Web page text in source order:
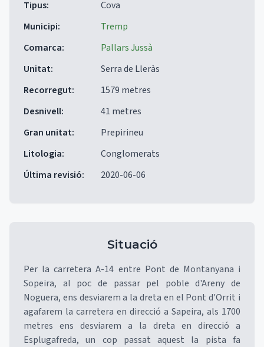
Tipus:
Cova
Municipi:
Tremp
Comarca:
Pallars Jussà
Unitat:
Serra de Lleràs
Recorregut:
1579 metres
Desnivell:
41 metres
Gran unitat:
Prepirineu
Litologia:
Conglomerats
Última revisió: 2020-06-06
Situació
Per la carretera A-14 entre Pont de Montanyana i
Sopeira, al poc de passar pel poble d'Areny de
Noguera, ens desviarem a la dreta en el Pont d'Orrit i
agafarem la carretera en direcció a Sapeira, als 1700
metres ens desviarem a la dreta en direcció a
Esplugafreda, un cop passat aquest la pista fa